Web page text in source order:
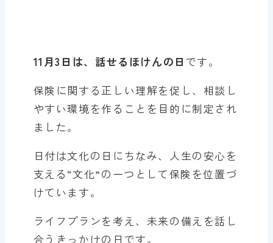
11月3日は、話せるほけんの日 です。
保険に関する正しい理解を促し、相談し
やすい環境を作ることを目的に制定され
ました。
日付は文化の日にちなみ、人生の安心を
支える“文化”の一つとして保険を位置づ
けています。
ライフプランを考え、未来の備えを話し
合うきっかけの日です。